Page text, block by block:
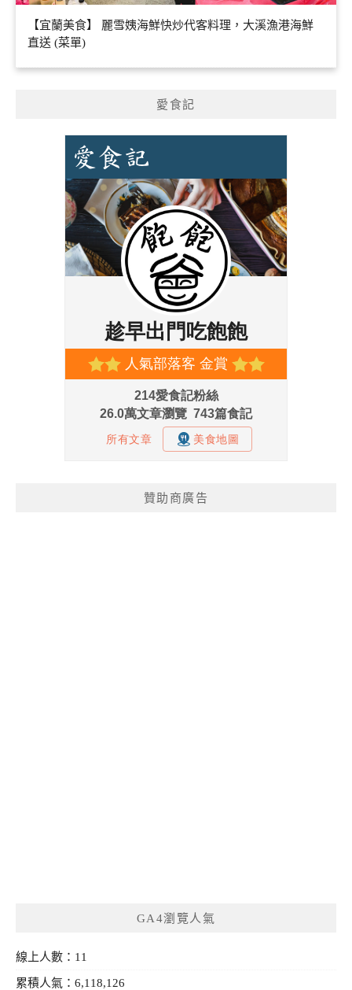
【宜蘭美食】 麗雪姨海鮮快炒代客料理，大溪漁港海鮮
直送 (菜單)
愛食記
贊助商廣告
GA4瀏覽人氣
線上人數：11
累積人氣：6,118,126